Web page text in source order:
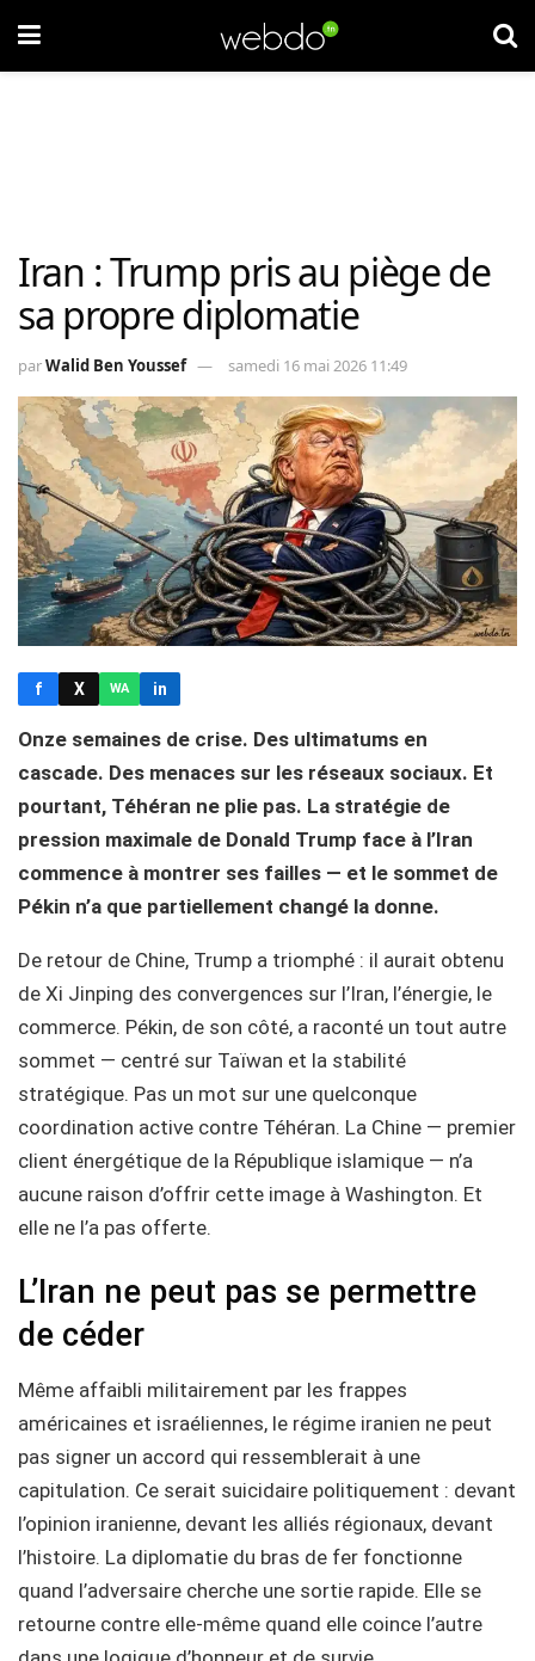
Iran : Trump pris au piège de
sa propre diplomatie
parWalid Ben Youssef samedi 16 mai 2026 11:49
f X WA in
Onze semaines de crise. Des ultimatums en
cascade. Des menaces sur les réseaux sociaux. Et
pourtant, Téhéran ne plie pas. La stratégie de
pression maximale de Donald Trump face à l’Iran
commence à montrer ses failles — et le sommet de
Pékin n’a que partiellement changé la donne.
De retour de Chine, Trump a triomphé : il aurait obtenu
de Xi Jinping des convergences sur l’Iran, l’énergie, le
commerce. Pékin, de son côté, a raconté un tout autre
sommet — centré sur Taïwan et la stabilité
stratégique. Pas un mot sur une quelconque
coordination active contre Téhéran. La Chine — premier
client énergétique de la République islamique — n’a
aucune raison d’offrir cette image à Washington. Et
elle ne l’a pas offerte.
L’Iran ne peut pas se permettre
de céder
Même affaibli militairement par les frappes
américaines et israéliennes, le régime iranien ne peut
pas signer un accord qui ressemblerait à une
capitulation. Ce serait suicidaire politiquement : devant
l’opinion iranienne, devant les alliés régionaux, devant
l’histoire. La diplomatie du bras de fer fonctionne
quand l’adversaire cherche une sortie rapide. Elle se
retourne contre elle-même quand elle coince l’autre